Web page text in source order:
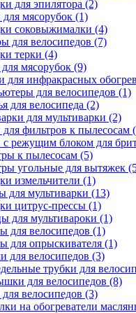
для эпилятора (2)
мясорубок (1)
соковыжималки (4)
для велосипедов (7)
терки (4)
мясорубок (9)
для инфракрасных
для велосипедов (1)
для велосипеда (2)
для мультиварки (2)
для фильтров к пылесосам
с режущим блоком для
к пылесосам (5)
угольные для вытяжек
измельчители (1)
для мультиварки (13)
цитрус-прессы (1)
для мультивароки (1)
для велосипедов (1)
для опрыскивателя (1)
для велосипедов (3)
трубки для
для велосипедов (8)
велосипедов (3)
на обогреватели